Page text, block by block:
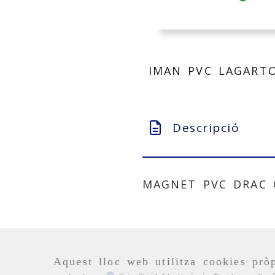
Aquest lloc web utilitza cookies
IMAN PVC
Descripció
MAGNET PVC